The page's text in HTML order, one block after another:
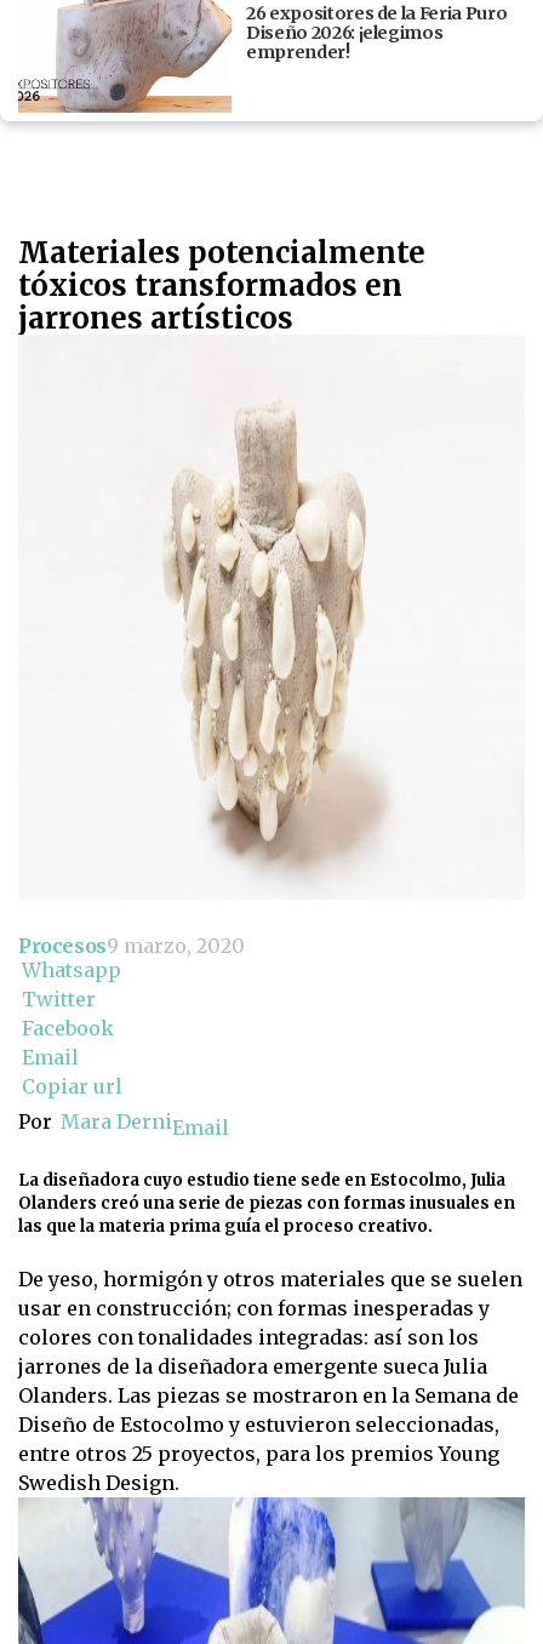
26 expositores de la Feria Puro
Diseño 2026: ¡elegimos
emprender!
Materiales potencialmente
tóxicos transformados en
jarrones artísticos
Procesos9 marzo, 2020
Whatsapp
Twitter
Facebook
Email
Copiar url
Por Mara DerniEmail
La diseñadora cuyo estudio tiene sede en Estocolmo, Julia
Olanders creó una serie de piezas con formas inusuales en
las que la materia prima guía el proceso creativo.
De yeso, hormigón y otros materiales que se suelen
usar en construcción; con formas inesperadas y
colores con tonalidades integradas: así son los
jarrones de la diseñadora emergente sueca Julia
Olanders. Las piezas se mostraron en la Semana de
Diseño de Estocolmo y estuvieron seleccionadas,
entre otros 25 proyectos, para los premios Young
Swedish Design.